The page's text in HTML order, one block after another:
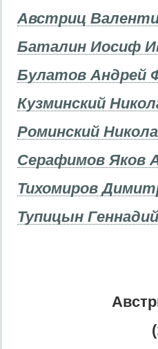
Австриц
Баталин Иосиф
Булатов Андрей
Кузминский
Роминский
Серафимов Яков
Тихомиров
Тупицын